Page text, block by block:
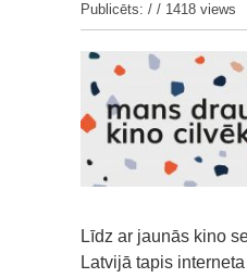
Publicēts: / / 1418 views
Līdz ar jaunās kino
Latvijā tapis